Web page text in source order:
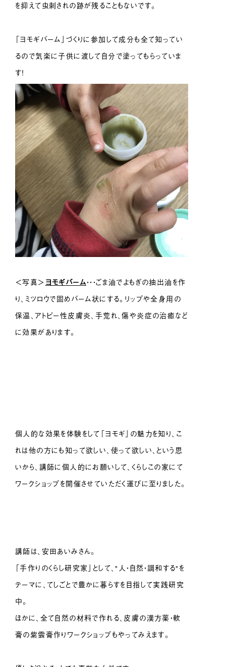
を抑えて虫刺されの跡が残ることもないです。
「ヨモギバーム」づくりに参加して成分も全て知ってい
るので気楽に子供に渡して自分で塗ってもらっていま
す！
＜写真＞ ヨモギバーム・・・ごま油でよもぎの抽出油を作
り、ミツロウで固めバーム状にする。リップや全身用の
保温、アトピー性皮膚炎、手荒れ、傷や炎症の治癒など
に効果があります。
個人的な効果を体験をして「ヨモギ」の魅力を知り、こ
れは他の方にも知って欲しい、使って欲しい、という思
いから、講師に個人的にお願いして、くらしこの家にて
ワークショップを開催させていただく運びに至りました。
講師は、安田あいみさん。
「手作りのくらし研究家」として、"人・自然・調和する"を
テーマに、てしごとで豊かに暮らすを目指して実践研究
中。
ほかに、全て自然の材料で作れる、皮膚の漢方薬・軟
膏の紫雲膏作りワークショップもやってみえます。